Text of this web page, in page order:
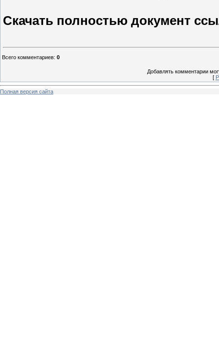
Скачать полностью документ
Всего комментариев: 0
Добавлять комментарии
[
Полная версия сайта